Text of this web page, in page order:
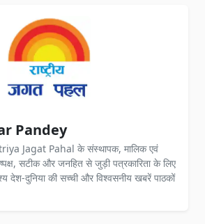
Pandey
Jagat Pahal के संस्थापक, मालिक एवं
सटीक और जनहित से जुड़ी पत्रकारिता के लिए
देश-दुनिया की सच्ची और विश्वसनीय खबरें पाठकों